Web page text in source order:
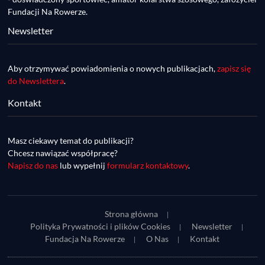
- zaprasza Mateusz Szafraniec. Dwie
samochwałki
Fundacji Na Rowerze.
Newsletter
Aby otrzymywać powiadomienia o nowych publikacjach,zapisz się
do Newslettera.
Kontakt
Masz ciekawy temat do publikacji?
Chcesz nawiązać współpracę?
Napisz do nas lub wypełnijformularz kontaktowy.
Strona główna
Polityka Prywatności i plików Cookies
Newsletter
Fundacja Na Rowerze
O Nas Kontakt